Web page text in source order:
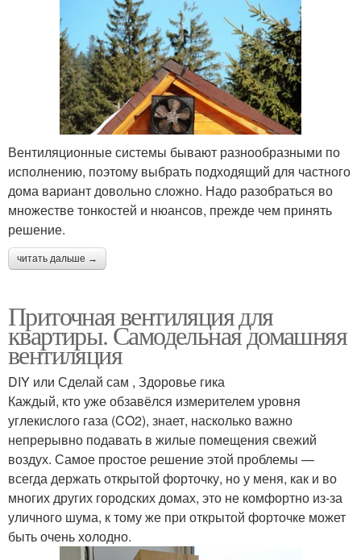
Вентиляционные системы бывают разнообразными по
исполнению, поэтому выбрать подходящий для частного
дома вариант довольно сложно. Надо разобраться во
множестве тонкостей и нюансов, прежде чем принять
решение.
читать дальше →
Приточная вентиляция для
квартиры. Самодельная домашняя
вентиляция
DIY или Сделай сам , Здоровье гика
Каждый, кто уже обзавёлся измерителем уровня
углекислого газа (CO2), знает, насколько важно
непрерывно подавать в жилые помещения свежий
воздух. Самое простое решение этой проблемы —
всегда держать открытой форточку, но у меня, как и во
многих других городских домах, это не комфортно из-за
уличного шума, к тому же при открытой форточке может
быть очень холодно.